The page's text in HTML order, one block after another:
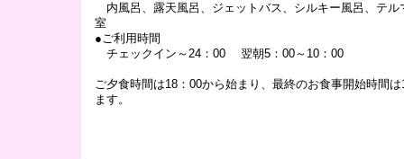
内風呂、露天風呂、ジェットバス、シルキー風呂、テル
室
●ご利用時間
チェックイン～24：00 翌朝5：00～10：00
ご夕食時間は18：00から始まり、最終のお食事開始時間
ます。